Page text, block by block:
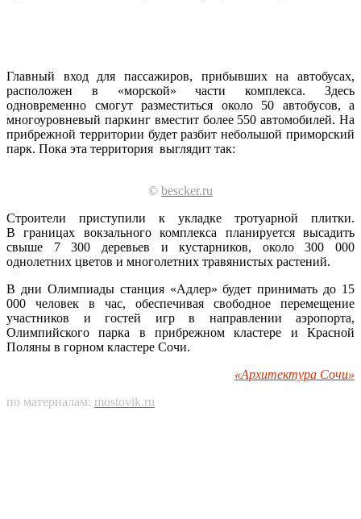
Главный вход для пассажиров, прибывших на автобусах,
расположен в «морской» части комплекса. Здесь
одновременно смогут разместиться около 50 автобусов, а
многоуровневый паркинг вместит более 550 автомобилей. На
прибрежной территории будет разбит небольшой приморский
парк. Пока эта территория выглядит так:
© bescker.ru
Строители приступили к укладке тротуарной плитки.
В границах вокзального комплекса планируется высадить
свыше 7 300 деревьев и кустарников, около 300 000
однолетних цветов и многолетних травянистых растений.
В дни Олимпиады станция «Адлер» будет принимать до 15
000 человек в час, обеспечивая свободное перемещение
участников и гостей игр в направлении аэропорта,
Олимпийского парка в прибрежном кластере и Красной
Поляны в горном кластере Сочи.
«Архитектура Сочи»
по материалам: mostovik.ru